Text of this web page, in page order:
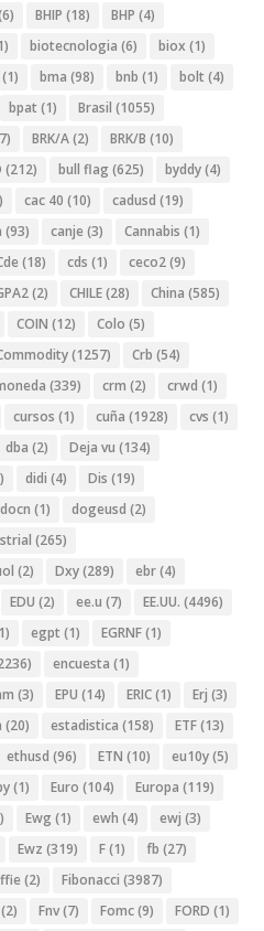
BHIP (18) BHP (4)
biotecnologia (6) biox (1)
(1) bma (98) bnb (1) bolt (4)
bpat (1) Brasil (1055)
BRK/A(2) BRK/B (10)
(212) bull flag (625) byddy(4)
cac 40 (10) cadusd (19)
(93) canje (3) Cannabis (1)
(18) cds (1) ceco2(9)
(2) CHILE(28) China (585)
COIN (12) Colo (5)
(1257) Crb (54)
(339) crm (2) crwd (1)
cursos (1) cuña (1928) cvs (1)
dba (2) Deja vu (134)
didi (4) Dis (19)
docn (1) dogeusd (2)
(265)
(2) Dxy(289) ebr(4)
EDU (2) ee.u (7) EE.UU. (4496)
egpt (1) EGRNF(1)
encuesta (1)
(3) EPU (14) ERIC(1) Erj (3)
(20) estadistica (158) ETF(13)
ethusd (96) ETN (10) eu10y(5)
(1) Euro (104) Europa (119)
Ewg (1) ewh (4) ewj (3)
Ewz (319) F(1) fb (27)
ffie (2) Fibonacci (3987)
(2) Fnv(7) Fomc(9) FORD (1)